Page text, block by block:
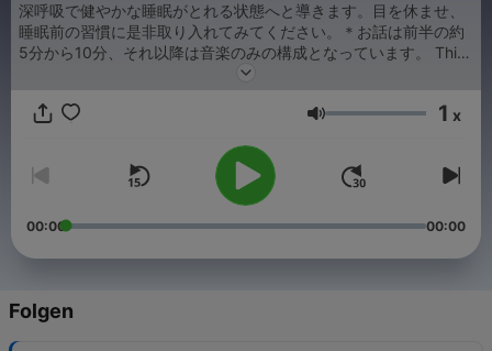
深呼吸で健やかな睡眠がとれる状態へと導きます。目を休ませ、
睡眠前の習慣に是非取り入れてみてください。＊お話は前半の約
5分から10分、それ以降は音楽のみの構成となっています。 This
is a bed-time story podcast in Japanese. With breathing
children to be in a balanced place, both mentally as well as
perfect for a child who started learning Japanese. Wishing you
all the best. Good night and Oyasumi☆ All stories are owned
by Oyasumi Story Team. 【Follow us on：YouTube, and
Instagram @oyasumistory】 こえ： Emi Yasuo
Lautstärke 1 x
00:00 00:00
Folgen